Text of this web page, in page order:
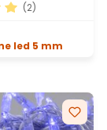
media di 5 su
(2)
led 5 mm